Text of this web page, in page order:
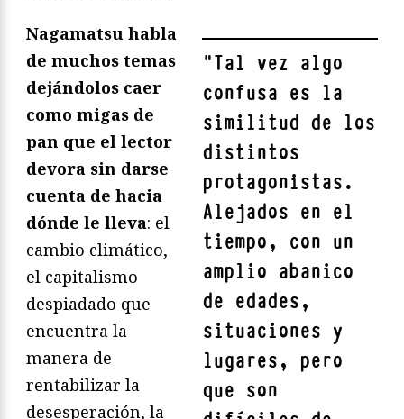
"Tal vez algo
confusa es la
similitud de los
distintos
protagonistas.
Alejados en el
tiempo, con un
amplio abanico
de edades,
situaciones y
lugares, pero
que son
Nagamatsu habla
de muchos temas
dejándolos caer
como migas de
pan que el lector
devora sin darse
cuenta de hacia
dónde le lleva: el
cambio climático,
el capitalismo
despiadado que
encuentra la
manera de
rentabilizar la
desesperación, la